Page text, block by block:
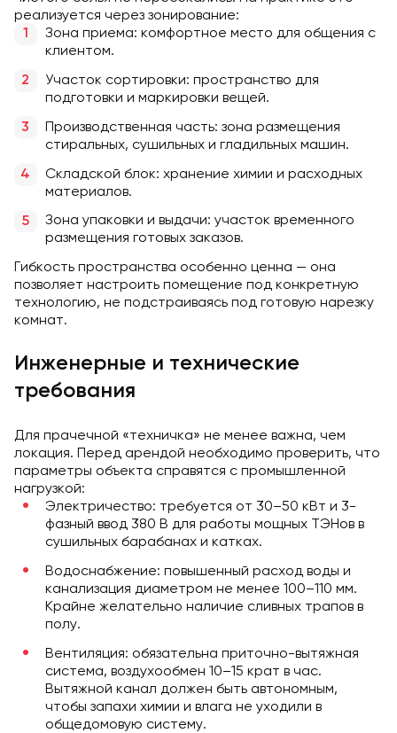
реализуется через зонирование:
Зона приема: комфортное место для общения с
клиентом.
Участок сортировки: пространство для
подготовки и маркировки вещей.
Производственная часть: зона размещения
стиральных, сушильных и гладильных машин.
Складской блок: хранение химии и расходных
материалов.
Зона упаковки и выдачи: участок временного
размещения готовых заказов.
Гибкость пространства особенно ценна — она
позволяет настроить помещение под конкретную
технологию, не подстраиваясь под готовую нарезку
комнат.
Инженерные и технические
требования
Для прачечной «техничка» не менее важна, чем
локация. Перед арендой необходимо проверить, что
параметры объекта справятся с промышленной
нагрузкой:
Электричество: требуется от 30–50 кВт и 3-
фазный ввод 380 В для работы мощных ТЭНов в
сушильных барабанах и катках.
Водоснабжение: повышенный расход воды и
канализация диаметром не менее 100–110 мм.
Крайне желательно наличие сливных трапов в
полу.
Вентиляция: обязательна приточно-вытяжная
система, воздухообмен 10–15 крат в час.
Вытяжной канал должен быть автономным,
чтобы запахи химии и влага не уходили в
общедомовую систему.